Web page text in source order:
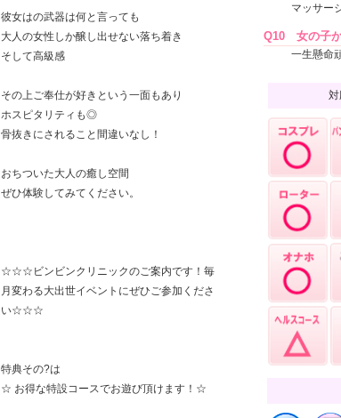
彼女はの武器は何と言っても
大人の女性しか醸し出せない落ち着き
そして高級感
その上ご奉仕が好きという一面もあり
ホスピタリティも◎
骨抜きにされること間違いなし！
おちついた大人の癒し空間
ぜひ体験してみてください。
☆☆☆ビンビンクリニックのご案内です！毎
月変わる大出世イベントにぜひご参加くださ
い☆☆☆
特典その?は
☆ お得な特設コースでお遊び頂けます！☆
マッサー
Q10 女の子
一生懸命
対